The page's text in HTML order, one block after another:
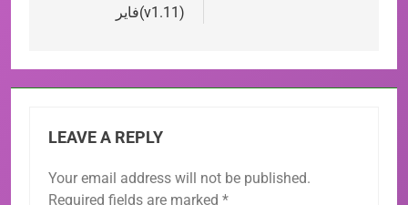
فاير(v1.11)
LEAVE A REPLY
Your email address will not be published.
Required fields are marked *